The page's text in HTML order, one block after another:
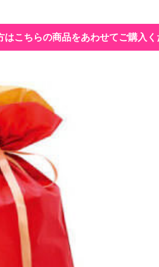
はこちらの商品をあわせてご購入